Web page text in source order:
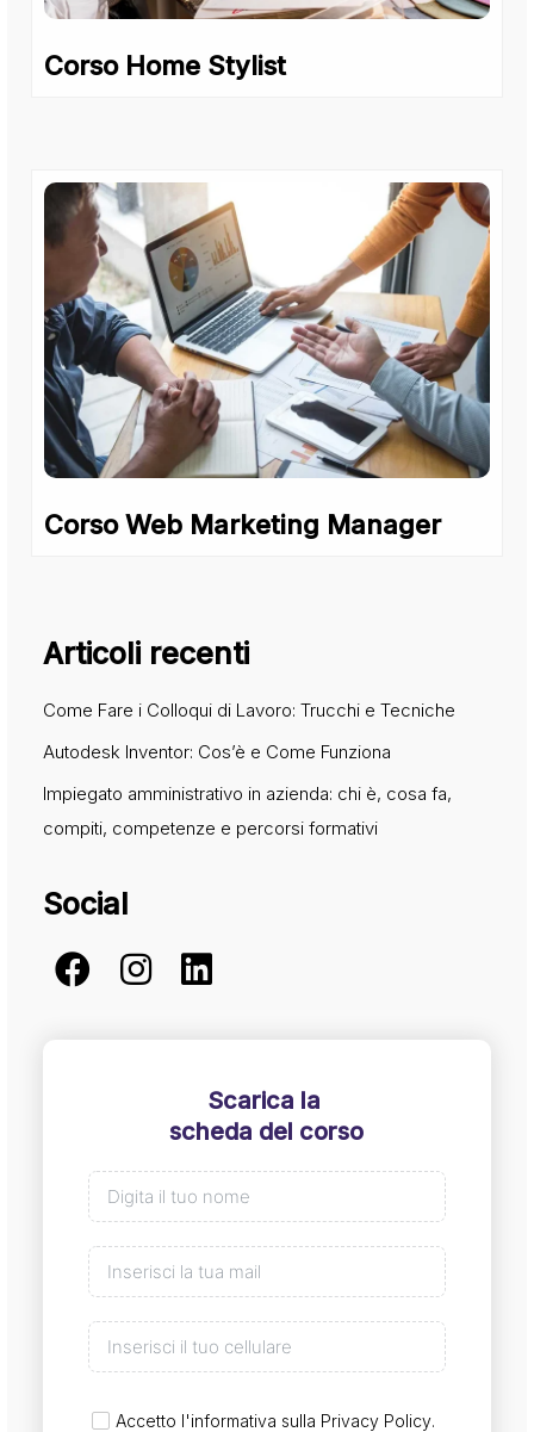
Corso Home Stylist
Corso Web Marketing Manager
Articoli recenti
Come Fare i Colloqui di Lavoro: Trucchi e Tecniche
Autodesk Inventor: Cos’è e Come Funziona
Impiegato amministrativo in azienda: chi è, cosa fa,
compiti, competenze e percorsi formativi
Social
Scarica la
scheda del corso
Accetto l'informativa sulla Privacy Policy.